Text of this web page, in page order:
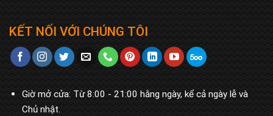
KẾT NỐI VỚI CHÚNG TÔI
Giờ mở cửa: Từ 8:00 - 21:00 hằng ngày, kể cả ngày lễ và
Chủ nhật.